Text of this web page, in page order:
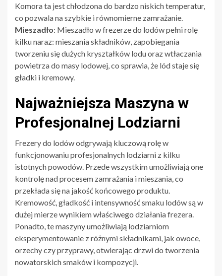
Komora ta jest chłodzona do bardzo niskich temperatur,
co pozwala na szybkie i równomierne zamrażanie.
Mieszadło: Mieszadło w frezerze do lodów pełni rolę
kilku naraz: mieszania składników, zapobiegania
tworzeniu się dużych kryształków lodu oraz wtłaczania
powietrza do masy lodowej, co sprawia, że lód staje się
gładki i kremowy.
Najważniejsza Maszyna w
Profesjonalnej Lodziarni
Frezery do lodów odgrywają kluczową rolę w
funkcjonowaniu profesjonalnych lodziarni z kilku
istotnych powodów. Przede wszystkim umożliwiają one
kontrolę nad procesem zamrażania i mieszania, co
przekłada się na jakość końcowego produktu.
Kremowość, gładkość i intensywność smaku lodów są w
dużej mierze wynikiem właściwego działania frezera.
Ponadto, te maszyny umożliwiają lodziarniom
eksperymentowanie z różnymi składnikami, jak owoce,
orzechy czy przyprawy, otwierając drzwi do tworzenia
nowatorskich smaków i kompozycji.